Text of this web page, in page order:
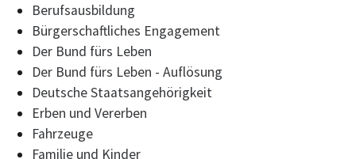
Berufsausbildung
Bürgerschaftliches Engagement
Der Bund fürs Leben
Der Bund fürs Leben - Auflösung
Deutsche Staatsangehörigkeit
Erben und Vererben
Fahrzeuge
Familie und Kinder